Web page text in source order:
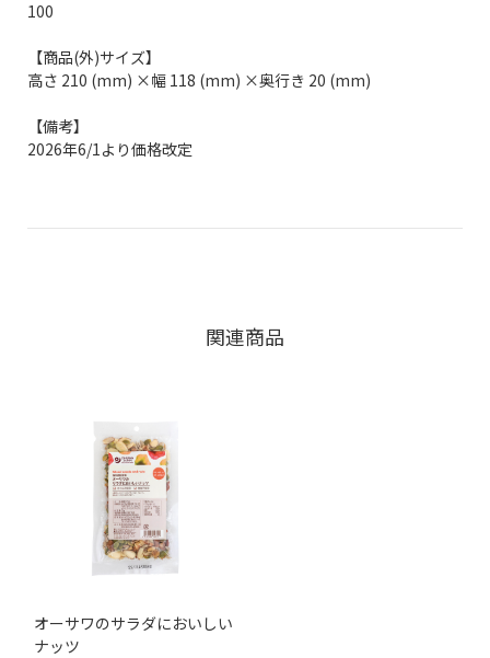
100
【商品(外)サイズ】
高さ 210 (mm) ×幅 118 (mm) ×奥行き 20 (mm)
【備考】
2026年6/1より価格改定
関連商品
オーサワのサラダにおいしい
ナッツ